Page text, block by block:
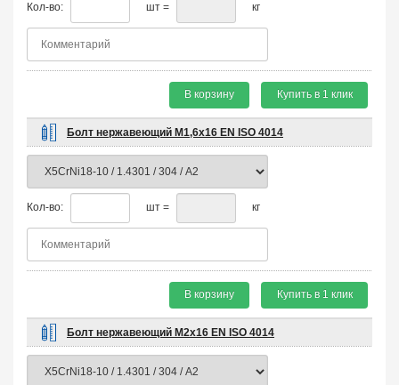
Кол-во: шт = кг
В корзину Купить в 1 клик
Болт нержавеющий М1,6х16 EN ISO 4014
Кол-во: шт = кг
В корзину Купить в 1 клик
Болт нержавеющий М2х16 EN ISO 4014